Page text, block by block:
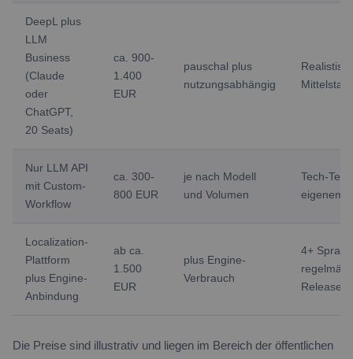
DeepL plus
LLM
Business
(Claude
oder
ChatGPT,
20 Seats)
ca. 900-
1.400
EUR
pauschal plus
nutzungsabhängig
Nur LLM API
mit Custom-
Workflow
ca. 300-
800 EUR
je nach Modell
und Volumen
Tech-
eigenem
Localization-
Plattform
plus Engine-
Anbindung
ab ca.
1.500
EUR
plus Engine-
Verbrauch
4+
Release-
Die Preise sind illustrativ und liegen im Bereich der öffentlichen